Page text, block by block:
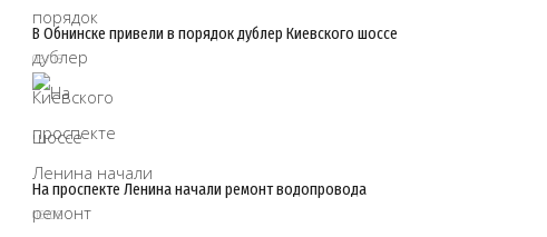
В Обнинске привели в порядок дублер Киевского шоссе
06/08
На проспекте Ленина начали ремонт водопровода
06/08